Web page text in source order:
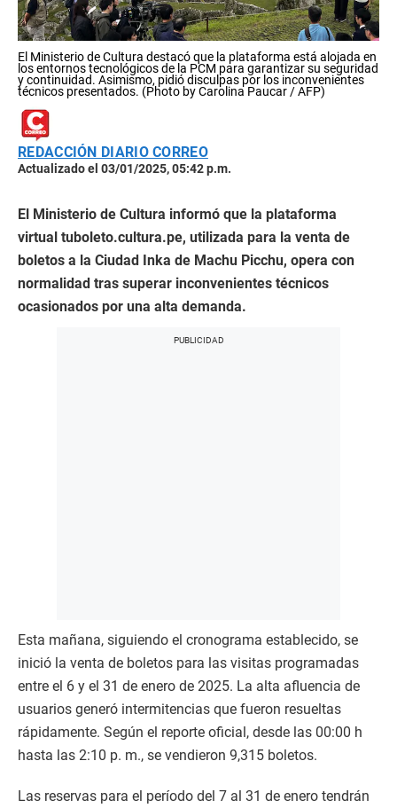
El Ministerio de Cultura destacó que la plataforma está alojada en
los entornos tecnológicos de la PCM para garantizar su seguridad
y continuidad. Asimismo, pidió disculpas por los inconvenientes
técnicos presentados. (Photo by Carolina Paucar / AFP)
REDACCIÓN DIARIO CORREO
Actualizado el 03/01/2025, 05:42 p.m.
El Ministerio de Cultura informó que la plataforma
virtual tuboleto.cultura.pe, utilizada para la venta de
boletos a la Ciudad Inka de Machu Picchu, opera con
normalidad tras superar inconvenientes técnicos
ocasionados por una alta demanda.
Esta mañana, siguiendo el cronograma establecido, se
inició la venta de boletos para las visitas programadas
entre el 6 y el 31 de enero de 2025. La alta afluencia de
usuarios generó intermitencias que fueron resueltas
rápidamente. Según el reporte oficial, desde las 00:00 h
hasta las 2:10 p. m., se vendieron 9,315 boletos.
Las reservas para el período del 7 al 31 de enero tendrán